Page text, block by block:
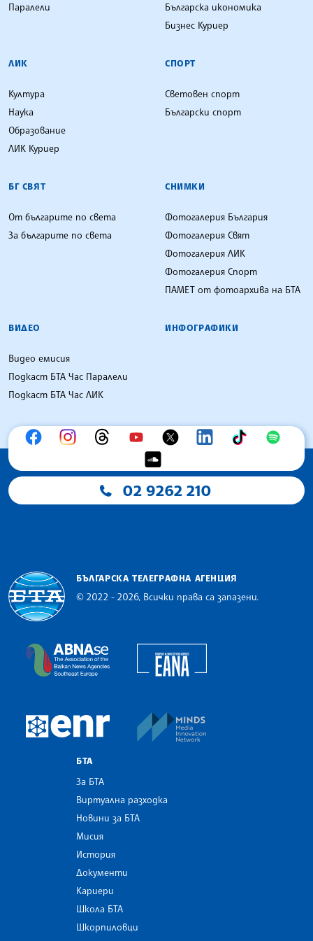
Паралели
Българска икономика
Бизнес Куриер
ЛИК
Култура
Наука
Образование
ЛИК Куриер
СПОРТ
Световен спорт
Български спорт
БГ СВЯТ
От българите по света
За българите по света
СНИМКИ
Фотогалерия България
Фотогалерия Свят
Фотогалерия ЛИК
Фотогалерия Спорт
ПАМЕТ от фотоархива на БТА
ВИДЕО
Видео емисия
Подкаст БТА Час Паралели
Подкаст БТА Час ЛИК
ИНФОГРАФИКИ
02 9262 210
БЪЛГАРСКА ТЕЛЕГРАФНА АГЕНЦИЯ
© 2022 - 2026, Всички права са запазени.
The Assocoation of the Balkan News Agencies
European Newsroom
БТА
За БТА
Виртуална разходка
Новини за БТА
Мисия
История
Документи
Кариери
Школа БТА
Шкорпиловци